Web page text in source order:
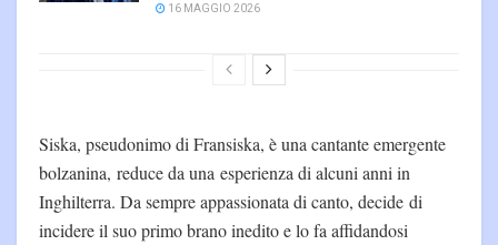
16 MAGGIO 2026
Siska, pseudonimo di Fransiska, è una cantante emergente
bolzanina, reduce da una esperienza di alcuni anni in
Inghilterra. Da sempre appassionata di canto, decide di
incidere il suo primo brano inedito e lo fa affidandosi